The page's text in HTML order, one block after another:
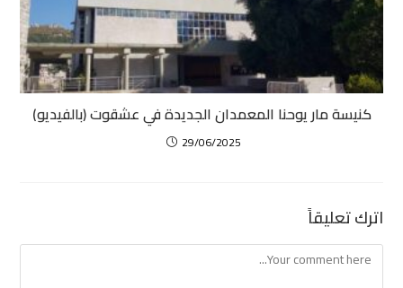
كنيسة مار يوحنا المعمدان الجديدة في عشقوت (بالفيديو)
29/06/2025
اترك تعليقاً